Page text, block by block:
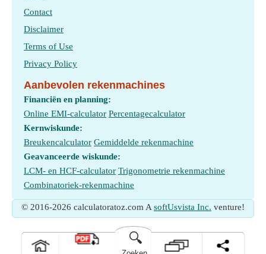
Contact
Disclaimer
Terms of Use
Privacy Policy
Aanbevolen rekenmachines
Financiën en planning:
Online EMI-calculator Percentagecalculator
Kernwiskunde:
Breukencalculator Gemiddelde rekenmachine
Geavanceerde wiskunde:
LCM- en HCF-calculator Trigonometrie rekenmachine
Combinatoriek-rekenmachine
© 2016-2026 calculatoratoz.com A softUsvista Inc. venture!
🔍